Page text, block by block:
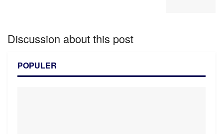
Discussion about this post
POPULER